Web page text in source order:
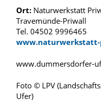
Ort: Naturwerkstatt
Travemünde-Priwall
Tel. 04502 9996465
www.dummersdorfer-
Foto © LPV
Ufer)